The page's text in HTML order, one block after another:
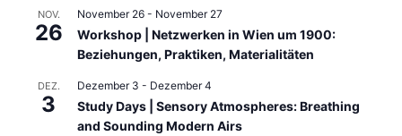
NOV.
26
November 26 - November 27
Workshop | Netzwerken in Wien um 1900:
Beziehungen, Praktiken, Materialitäten
DEZ.
3
Dezember 3 - Dezember 4
Study Days | Sensory Atmospheres: Breathing
and Sounding Modern Airs